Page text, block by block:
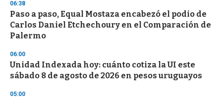
s
e
c
o
n
06:38
Paso a paso, Equal Mostaza encabezó el podio de
Carlos Daniel Etchechoury en el Comparación de
Palermo
06:00
Unidad Indexada hoy: cuánto cotiza la UI este
sábado 8 de agosto de 2026 en pesos uruguayos
05:00